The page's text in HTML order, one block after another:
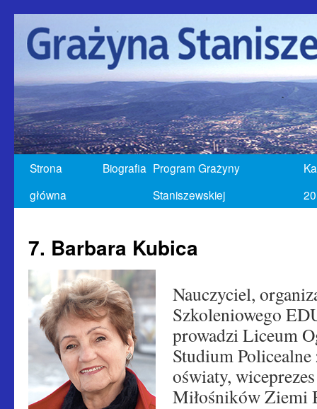
Strona
główna
Biografia Program Grażyny
Staniszewskiej
7. Barbara Kubica
Nauczyciel,
Szkoleniowego
prowadzi Liceum
Studium
oświaty,
Miłośników Ziemi